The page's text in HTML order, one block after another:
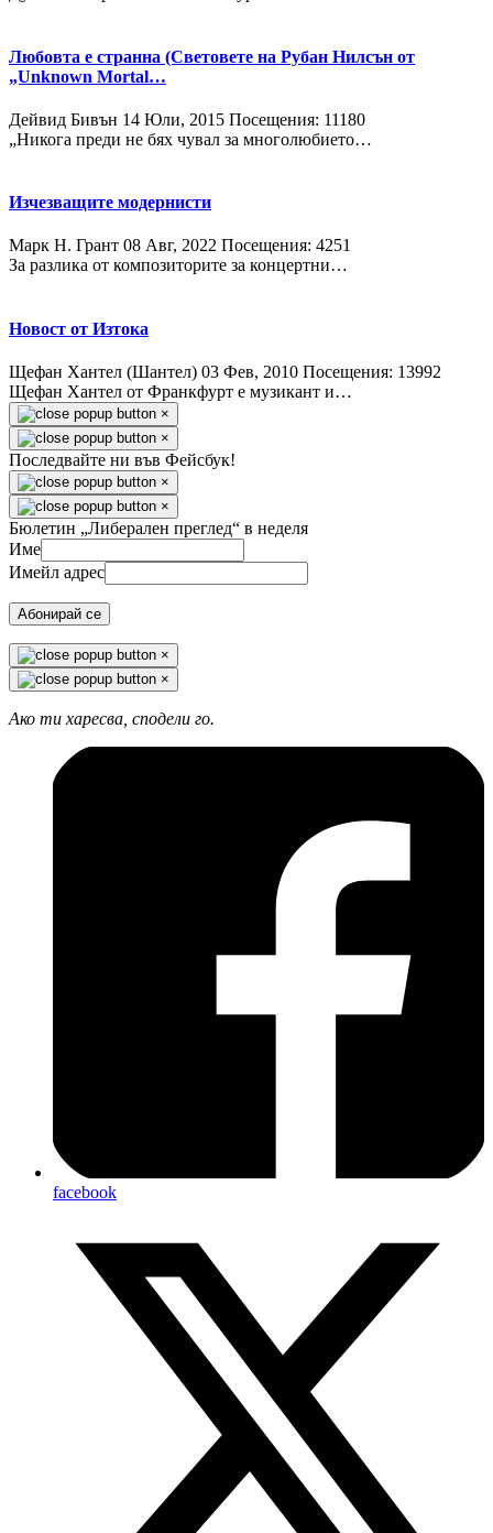
Любовта е странна (Световете на Рубан Нилсън от
„Unknown Mortal…
Дейвид Бивън 14 Юли, 2015 Посещения: 11180
„Никога преди не бях чувал за многолюбието…
Изчезващите модернисти
Марк Н. Грант 08 Авг, 2022 Посещения: 4251
За разлика от композиторите за концертни…
Новост от Изтока
Щефан Хантел (Шантел) 03 Фев, 2010 Посещения: 13992
Щефан Хантел от Франкфурт е музикант и…
×
×
Последвайте ни във Фейсбук!
×
×
Бюлетин „Либерален преглед“ в неделя
Име
Имейл адрес
Абонирай се
×
×
Ако ти харесва, сподели го.
facebook